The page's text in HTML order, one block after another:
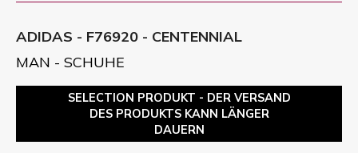
ADIDAS - F76920 - CENTENNIAL
MAN - SCHUHE
SELECTION PRODUKT - DER VERSAND
DES PRODUKTS KANN LÄNGER
DAUERN